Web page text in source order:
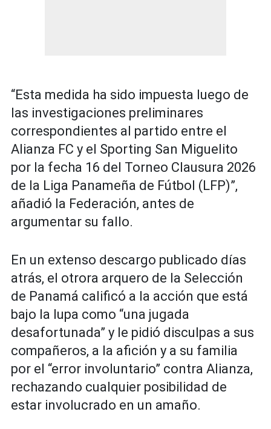
“Esta medida ha sido impuesta luego de
las investigaciones preliminares
correspondientes al partido entre el
Alianza FC y el Sporting San Miguelito
por la fecha 16 del Torneo Clausura 2026
de la Liga Panameña de Fútbol (LFP)”,
añadió la Federación, antes de
argumentar su fallo.
En un extenso descargo publicado días
atrás, el otrora arquero de la Selección
de Panamá calificó a la acción que está
bajo la lupa como “una jugada
desafortunada” y le pidió disculpas a sus
compañeros, a la afición y a su familia
por el “error involuntario” contra Alianza,
rechazando cualquier posibilidad de
estar involucrado en un amaño.